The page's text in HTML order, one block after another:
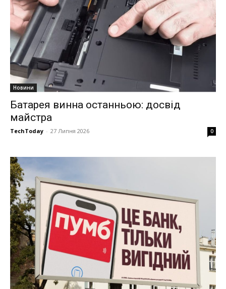
Новини
Батарея винна останньою: досвід
майстра
TechToday - 27 Липня 2026 0